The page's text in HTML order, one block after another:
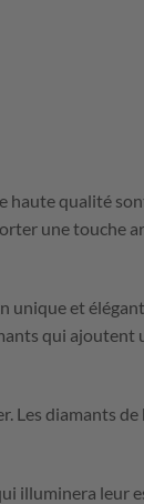
haute qualité
une touche
unique et
qui ajoutent
Les diamants de
illuminera leur